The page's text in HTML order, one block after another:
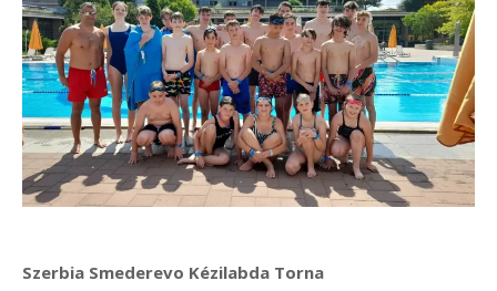
Szerbia Smederevo Kézilabda Torna